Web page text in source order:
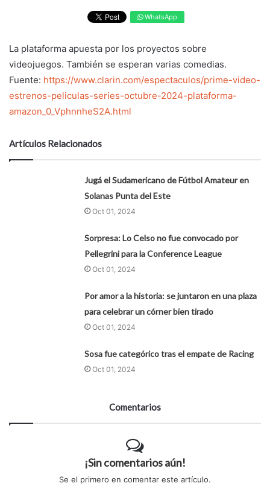
WhatsApp
La plataforma apuesta por los proyectos sobre
videojuegos. También se esperan varias comedias.
Fuente: https://www.clarin.com/espectaculos/prime-video-
estrenos-peliculas-series-octubre-2024-plataforma-
amazon_0_VphnnheS2A.html
Artículos Relacionados
Jugá el Sudamericano de Fútbol Amateur en
Solanas Punta del Este
Oct 01, 2024
Sorpresa: Lo Celso no fue convocado por
Pellegrini para la Conference League
Oct 01, 2024
Por amor a la historia: se juntaron en una plaza
para celebrar un córner bien tirado
Oct 01, 2024
Sosa fue categórico tras el empate de Racing
Oct 01, 2024
Comentarios
¡Sin comentarios aún!
Se el primero en comentar este artículo.